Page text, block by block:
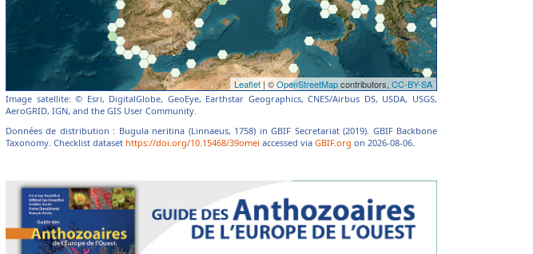
Image satellite: © Esri, DigitalGlobe, GeoEye, Earthstar Geographics, CNES/Airbus DS, USDA, USGS,
AeroGRID, IGN, and the GIS User Community.
Données de distribution : Bugula neritina (Linnaeus, 1758) in GBIF Secretariat (2019). GBIF Backbone
Taxonomy. Checklist dataset https://doi.org/10.15468/39omei accessed via GBIF.org on 2026-08-06.